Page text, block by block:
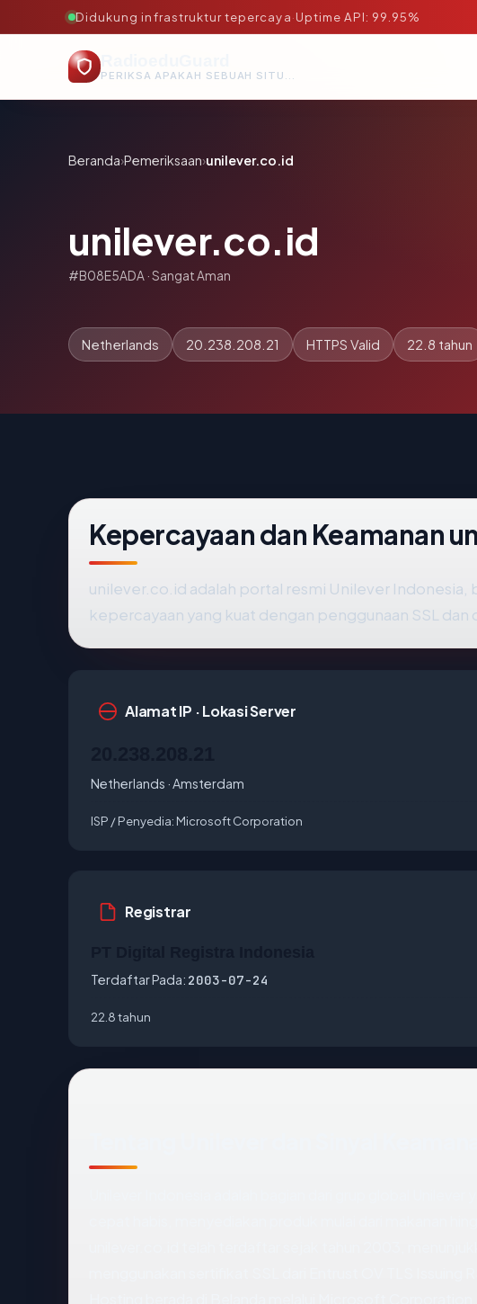
Didukung infrastruktur tepercaya·Uptime API: 99.95%
PERIKSA APAKAH SEBUAH SITUS AMAN, TEPERCAYA, DAN TERVERIFIKASI DALAM HITUNGAN DETIK.
Beranda›Pemeriksaan›unilever.co.id
unilever.co.id
#B08E5ADA · Sangat Aman
Netherlands 20.238.208.21 HTTPS Valid 22.8 tahun
Kepercayaan dan Keamanan
unilever.co.id adalah portal resmi Unilever Indonesia,
kepercayaan yang kuat dengan penggunaan SSL
Alamat IP · Lokasi Server
Netherlands · Amsterdam
ISP / Penyedia: Microsoft Corporation
Registrar
Terdaftar Pada: 2003-07-24
22.8 tahun